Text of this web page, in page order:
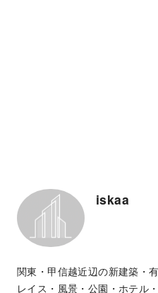
iskaa
関東・甲信越近辺の新建築・
レイス・風景・公園・ホテル